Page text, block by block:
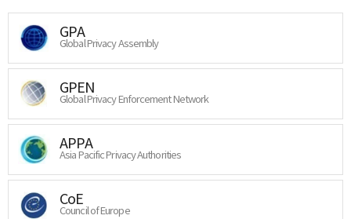
GPA
Global Privacy Assembly
GPEN
Global Privacy Enforcement Network
APPA
Asia Pacific Privacy Authorities
CoE
Council of Europe